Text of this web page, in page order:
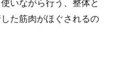
いながら行う、整体と
た筋肉がほぐされるの